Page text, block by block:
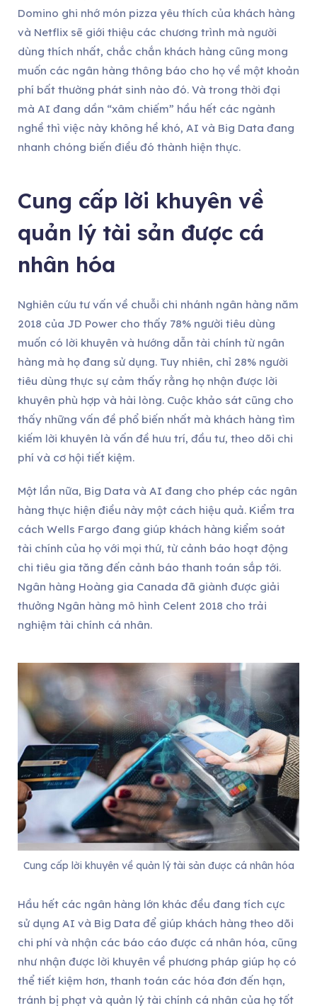
Domino ghi nhớ món pizza yêu thích của khách hàng
và Netflix sẽ giới thiệu các chương trình mà người
dùng thích nhất, chắc chắn khách hàng cũng mong
muốn các ngân hàng thông báo cho họ về một khoản
phí bất thường phát sinh nào đó. Và trong thời đại
mà AI đang dần “xâm chiếm” hầu hết các ngành
nghề thì việc này không hề khó, AI và Big Data đang
nhanh chóng biến điều đó thành hiện thực.
Cung cấp lời khuyên về
quản lý tài sản được cá
nhân hóa
Nghiên cứu tư vấn về chuỗi chi nhánh ngân hàng năm
2018 của JD Power cho thấy 78% người tiêu dùng
muốn có lời khuyên và hướng dẫn tài chính từ ngân
hàng mà họ đang sử dụng. Tuy nhiên, chỉ 28% người
tiêu dùng thực sự cảm thấy rằng họ nhận được lời
khuyên phù hợp và hài lòng. Cuộc khảo sát cũng cho
thấy những vấn đề phổ biến nhất mà khách hàng tìm
kiếm lời khuyên là vấn đề hưu trí, đầu tư, theo dõi chi
phí và cơ hội tiết kiệm.
Một lần nữa, Big Data và AI đang cho phép các ngân
hàng thực hiện điều này một cách hiệu quả. Kiểm tra
cách Wells Fargo đang giúp khách hàng kiểm soát
tài chính của họ với mọi thứ, từ cảnh báo hoạt động
chi tiêu gia tăng đến cảnh báo thanh toán sắp tới.
Ngân hàng Hoàng gia Canada đã giành được giải
thưởng Ngân hàng mô hình Celent 2018 cho trải
nghiệm tài chính cá nhân.
Cung cấp lời khuyên về quản lý tài sản được cá nhân hóa
Hầu hết các ngân hàng lớn khác đều đang tích cực
sử dụng AI và Big Data để giúp khách hàng theo dõi
chi phí và nhận các báo cáo được cá nhân hóa, cũng
như nhận được lời khuyên về phương pháp giúp họ có
thể tiết kiệm hơn, thanh toán các hóa đơn đến hạn,
tránh bị phạt và quản lý tài chính cá nhân của họ tốt